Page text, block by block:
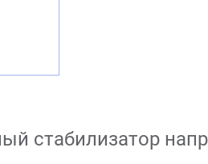
стабилизатор